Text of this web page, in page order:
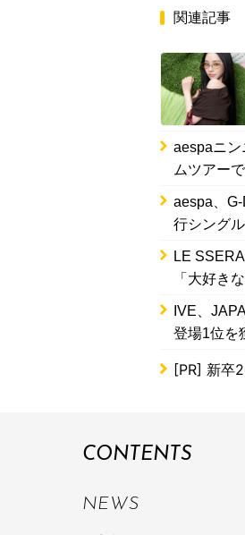
関連記事
aespaニン
ムツアー
aespa、
行シングル
LE
「大好き
IVE、
登場1位を
[PR] 新卒
CONTENTS
NEWS